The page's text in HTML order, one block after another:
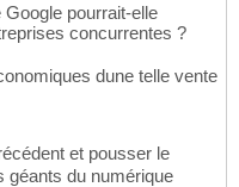
pourrait-elle
concurrentes ?
dune telle vente
et pousser le
géants du numérique